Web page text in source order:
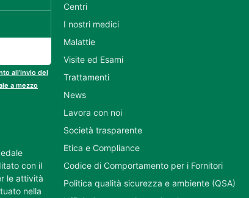
all’invio del
a mezzo
con il
le attività
nella
Centri
I nostri medici
Malattie
Visite ed Esami
Trattamenti
News
Lavora con noi
Società trasparente
Etica e Compliance
Codice di Comportamento per i Fornitori
Politica qualità sicurezza e ambiente (QSA)